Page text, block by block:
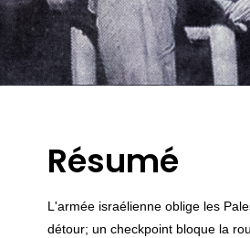
Résumé
L'armée israélienne oblige les
détour; un checkpoint bloque la